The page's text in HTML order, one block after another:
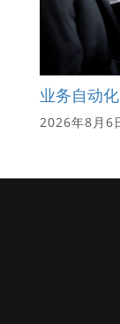
业务自动
2026年8月6